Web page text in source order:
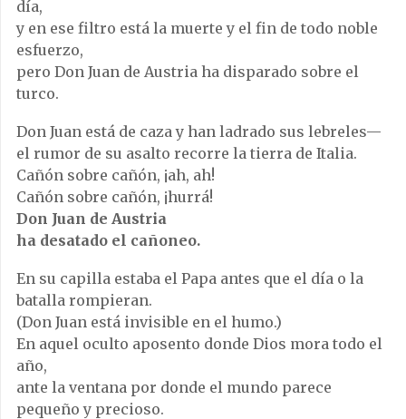
día,
y en ese filtro está la muerte y el fin de todo noble
esfuerzo,
pero Don Juan de Austria ha disparado sobre el
turco.
Don Juan está de caza y han ladrado sus lebreles—
el rumor de su asalto recorre la tierra de Italia.
Cañón sobre cañón, ¡ah, ah!
Cañón sobre cañón, ¡hurrá!
Don Juan de Austria
ha desatado el cañoneo.
En su capilla estaba el Papa antes que el día o la
batalla rompieran.
(Don Juan está invisible en el humo.)
En aquel oculto aposento donde Dios mora todo el
año,
ante la ventana por donde el mundo parece
pequeño y precioso.